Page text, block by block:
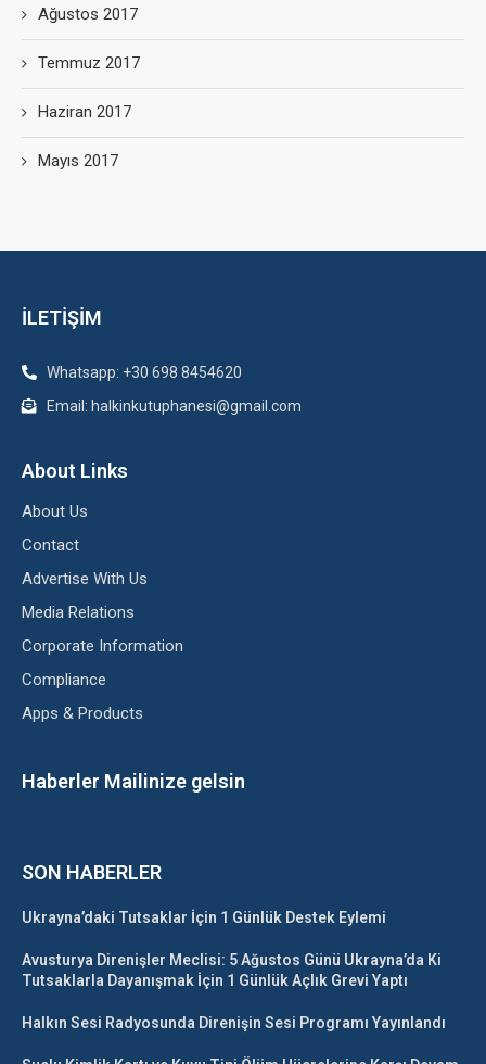
Ağustos 2017
Temmuz 2017
Haziran 2017
Mayıs 2017
İLETİŞİM
Whatsapp: +30 698 8454620
Email: halkinkutuphanesi@gmail.com
About Links
About Us
Contact
Advertise With Us
Media Relations
Corporate Information
Compliance
Apps & Products
Haberler Mailinize gelsin
SON HABERLER
Ukrayna’daki Tutsaklar İçin 1 Günlük Destek Eylemi
Avusturya Direnişler Meclisi: 5 Ağustos Günü Ukrayna’da Ki
Tutsaklarla Dayanışmak İçin 1 Günlük Açlık Grevi Yaptı
Halkın Sesi Radyosunda Direnişin Sesi Programı Yayınlandı